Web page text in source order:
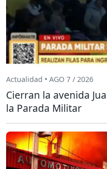
Actualidad • AGO 7 / 2026
Cierran la avenida
la Parada Militar